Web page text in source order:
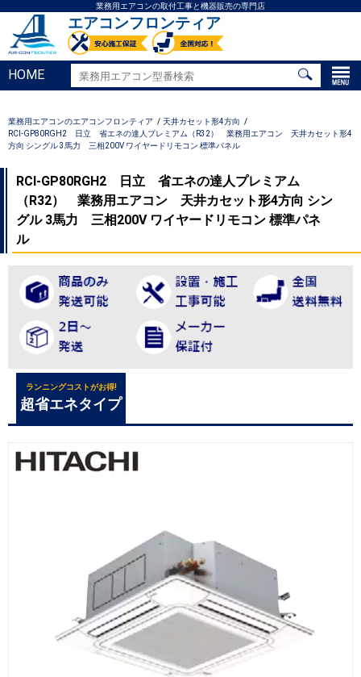
業務用エアコンの取付工事と機器販売の専門店
エアコンフロンティア
HOME
業務用エアコンのエアコンフロンティア
天井カセット形4方向
RCI-GP80RGH2 日立 省エネの達人プレミアム（R32） 業務用エアコン 天井カセット形4
方向 シングル 3馬力 三相200V ワイヤードリモコン 標準パネル
RCI-GP80RGH2 日立 省エネの達人プレミアム
（R32） 業務用エアコン 天井カセット形4方向 シン
グル 3馬力 三相200V ワイヤードリモコン 標準パネ
ル
ランニングコストがお得!
超省エネタイプ